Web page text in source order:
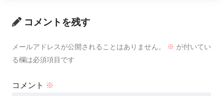
コメントを残す
メールアドレスが公開されることはありません。 ※ が付いてい
る欄は必須項目です
コメント ※